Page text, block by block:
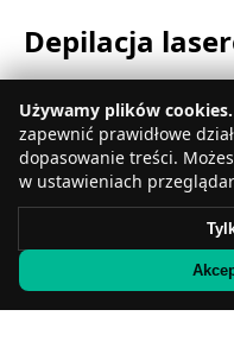
Depilacja
Katowice
Gdynia
Częstochowa
Radom
Rzeszów
Sosnowiec
Gliwice
Używamy plików cookies.
zapewnić prawidłowe
dopasowanie treści.
w ustawieniach